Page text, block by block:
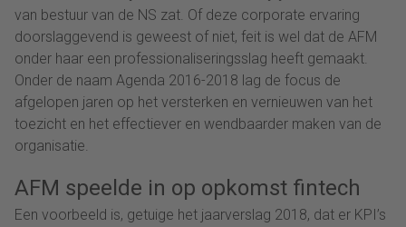
van bestuur van de NS zat. Of deze corporate ervaring
doorslaggevend is geweest of niet, feit is wel dat de AFM
onder haar een professionaliseringsslag heeft gemaakt.
Onder de naam Agenda 2016-2018 lag de focus de
afgelopen jaren op het versterken en vernieuwen van het
toezicht en het effectiever en wendbaarder maken van de
organisatie.
AFM speelde in op opkomst fintech
Een voorbeeld is, getuige het jaarverslag 2018, dat er KPI’s